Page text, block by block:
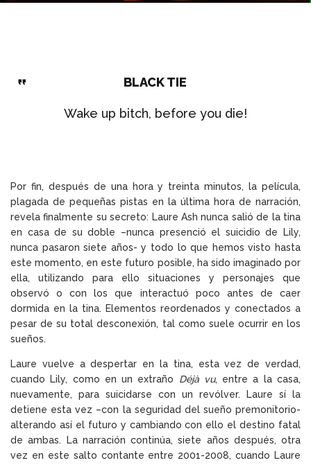
BLACK TIE
Wake up bitch, before you die!
Por fin, después de una hora y treinta minutos, la película,
plagada de pequeñas pistas en la última hora de narración,
revela finalmente su secreto: Laure Ash nunca salió de la tina
en casa de su doble –nunca presenció el suicidio de Lily,
nunca pasaron siete años- y todo lo que hemos visto hasta
este momento, en este futuro posible, ha sido imaginado por
ella, utilizando para ello situaciones y personajes que
observó o con los que interactuó poco antes de caer
dormida en la tina. Elementos reordenados y conectados a
pesar de su total desconexión, tal como suele ocurrir en los
sueños.
Laure vuelve a despertar en la tina, esta vez de verdad,
cuando Lily, como en un extraño Déjà vu, entre a la casa,
nuevamente, para suicidarse con un revólver. Laure sí la
detiene esta vez –con la seguridad del sueño premonitorio-
alterando así el futuro y cambiando con ello el destino fatal
de ambas. La narración continúa, siete años después, otra
vez en este salto contante entre 2001-2008, cuando Laure